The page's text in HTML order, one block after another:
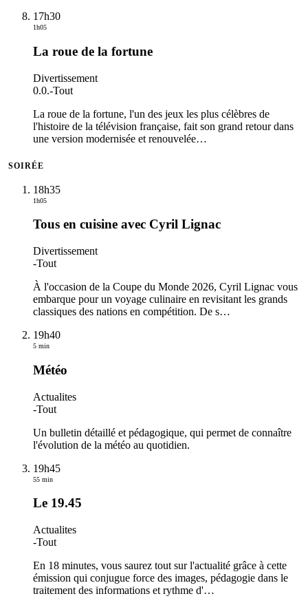
17h30
1h05
La roue de la fortune
Divertissement
0.0.-Tout
La roue de la fortune, l'un des jeux les plus célèbres de
l'histoire de la télévision française, fait son grand retour dans
une version modernisée et renouvelée…
SOIRÉE
18h35
1h05
Tous en cuisine avec Cyril Lignac
Divertissement
-Tout
À l'occasion de la Coupe du Monde 2026, Cyril Lignac vous
embarque pour un voyage culinaire en revisitant les grands
classiques des nations en compétition. De s…
19h40
5 min
Météo
Actualites
-Tout
Un bulletin détaillé et pédagogique, qui permet de connaître
l'évolution de la météo au quotidien.
19h45
55 min
Le 19.45
Actualites
-Tout
En 18 minutes, vous saurez tout sur l'actualité grâce à cette
émission qui conjugue force des images, pédagogie dans le
traitement des informations et rythme d'…